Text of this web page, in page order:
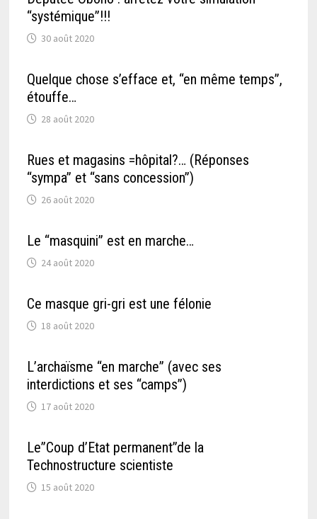
“systémique”!!!
30 août 2020
Quelque chose s’efface et, “en même temps”,
étouffe…
28 août 2020
Rues et magasins =hôpital?… (Réponses
“sympa” et “sans concession”)
26 août 2020
Le “masquini” est en marche…
24 août 2020
Ce masque gri-gri est une félonie
18 août 2020
L’archaïsme “en marche” (avec ses
interdictions et ses “camps”)
17 août 2020
Le”Coup d’Etat permanent”de la
Technostructure scientiste
15 août 2020